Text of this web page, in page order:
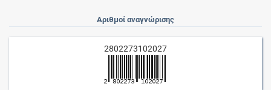
Αριθμοί αναγνώρισης
2802273102027